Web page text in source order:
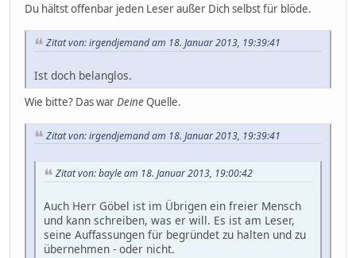
Du hältst offenbar jeden Leser außer Dich selbst für blöde.
Zitat von: irgendjemand am 18. Januar 2013, 19:39:41
Ist doch belanglos.
Wie bitte? Das warDeineQuelle.
Zitat von: irgendjemand am 18. Januar 2013, 19:39:41
Zitat von: bayle am 18. Januar 2013, 19:00:42
Auch Herr Göbel ist im Übrigen ein freier Mensch
und kann schreiben, was er will. Es ist am Leser,
seine Auffassungen für begründet zu halten und zu
übernehmen - oder nicht.